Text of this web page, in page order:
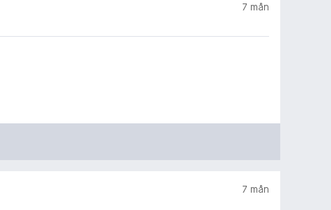
7 mån
7 mån